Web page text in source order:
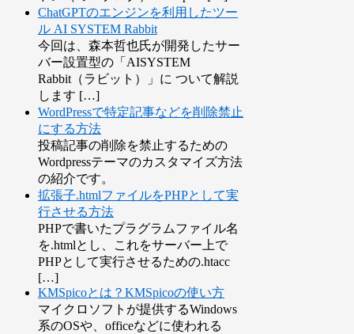
ChatGPTのエンジンを利用したツー
ル AI SYSTEM Rabbit
今回は、森本哲也氏が開発したサー
バー設置型の「AISYSTEM
Rabbit（ラビット）」に ついて解説
します […]
WordPressで特定記事などを削除禁止
にする方法
投稿記事の削除を禁止するための
Wordpressテーマのカスタマイズ方法
の紹介です。
拡張子.htmlファイルをPHPとして実
行させる方法
PHPで書いたプラグラムファイル名
を.htmlとし、これをサーバー上で
PHPとして実行させるための.htacc
[…]
KMSpicoとは？KMSpicoの使い方
マイクロソフトが提供するWindows
系のOSや、officeなどに使われる